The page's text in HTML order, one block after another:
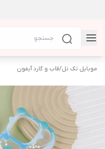
موبایل تک تل/قاب و گارد آیفون